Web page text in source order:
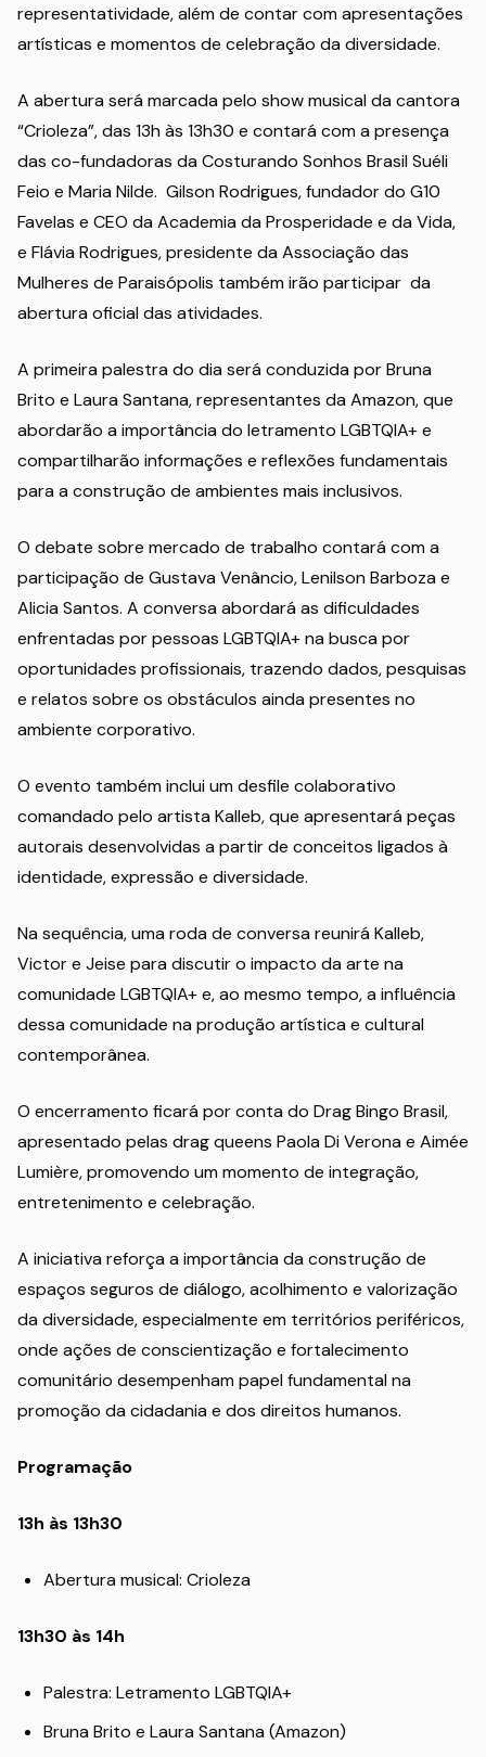
representatividade, além de contar com apresentações
artísticas e momentos de celebração da diversidade.
A abertura será marcada pelo show musical da cantora
“Crioleza”, das 13h às 13h30 e contará com a presença
das co-fundadoras da Costurando Sonhos Brasil Suéli
Feio e Maria Nilde. Gilson Rodrigues, fundador do G10
Favelas e CEO da Academia da Prosperidade e da Vida,
e Flávia Rodrigues, presidente da Associação das
Mulheres de Paraisópolis também irão participar da
abertura oficial das atividades.
A primeira palestra do dia será conduzida por Bruna
Brito e Laura Santana, representantes da Amazon, que
abordarão a importância do letramento LGBTQIA+ e
compartilharão informações e reflexões fundamentais
para a construção de ambientes mais inclusivos.
O debate sobre mercado de trabalho contará com a
participação de Gustava Venâncio, Lenilson Barboza e
Alicia Santos. A conversa abordará as dificuldades
enfrentadas por pessoas LGBTQIA+ na busca por
oportunidades profissionais, trazendo dados, pesquisas
e relatos sobre os obstáculos ainda presentes no
ambiente corporativo.
O evento também inclui um desfile colaborativo
comandado pelo artista Kalleb, que apresentará peças
autorais desenvolvidas a partir de conceitos ligados à
identidade, expressão e diversidade.
Na sequência, uma roda de conversa reunirá Kalleb,
Victor e Jeise para discutir o impacto da arte na
comunidade LGBTQIA+ e, ao mesmo tempo, a influência
dessa comunidade na produção artística e cultural
contemporânea.
O encerramento ficará por conta do Drag Bingo Brasil,
apresentado pelas drag queens Paola Di Verona e Aimée
Lumière, promovendo um momento de integração,
entretenimento e celebração.
A iniciativa reforça a importância da construção de
espaços seguros de diálogo, acolhimento e valorização
da diversidade, especialmente em territórios periféricos,
onde ações de conscientização e fortalecimento
comunitário desempenham papel fundamental na
promoção da cidadania e dos direitos humanos.
Programação
13h às 13h30
Abertura musical: Crioleza
13h30 às 14h
Palestra: Letramento LGBTQIA+
Bruna Brito e Laura Santana (Amazon)